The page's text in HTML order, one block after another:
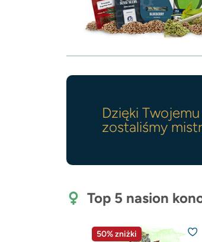
Dzięki
zostaliśmy
Top 5 nasion
50% zniżki